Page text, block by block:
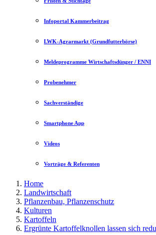
Infoportal Kammerbeitrag
LWK-Agrarmarkt (Grundfutterbörse)
Meldeprogramme Wirtschaftsdünger / ENNI
Probenehmer
Sachverständige
Smartphone App
Videos
Vorträge & Referenten
Home
Landwirtschaft
Pflanzenbau, Pflanzenschutz
Kulturen
Kartoffeln
Ergrünte Kartoffelknollen lassen sich